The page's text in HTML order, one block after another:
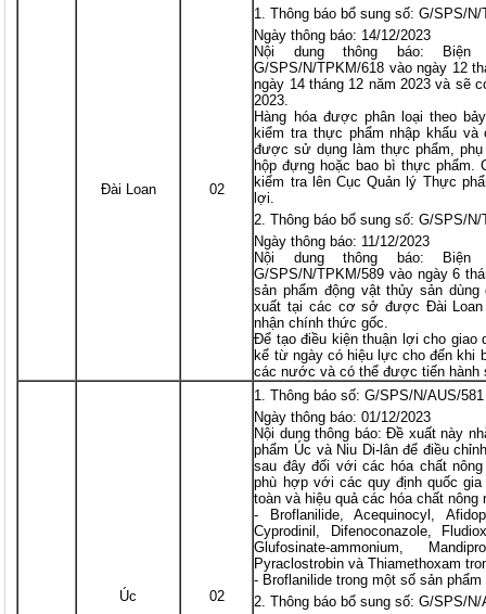
Đài Loan 02
Thông báo bổ sung số: G/SPS/
Ngày thông báo: 14/12/2023
Nội dung thông báo:
G/SPS/N/TPKM/618 vào ngày 12
ngày 14 tháng 12 năm 2023 và sẽ
2023.
Hàng hóa được phân loại theo
kiểm tra thực phẩm nhập khẩu và
được sử dụng làm thực phẩm,
hộp đựng hoặc bao bì thực phẩm.
kiểm tra lên Cục Quản lý Thực
lợi.
Thông báo bổ sung số: G/SPS/
Ngày thông báo: 11/12/2023
Nội dung thông báo:
G/SPS/N/TPKM/589 vào ngày 6
sản phẩm động vật thủy sản
xuất tại các cơ sở được Đài Loan
nhận chính thức gốc.
Để tạo điều kiện thuận lợi cho giao
kể từ ngày có hiệu lực cho đến khi
các nước và có thể được tiến hành
Úc 02
Thông báo số: G/SPS/N/AUS/581
Ngày thông báo: 01/12/2023
Nội dung thông báo: Đề xuất này
phẩm Úc và Niu Di-lân để điều
sau đây đối với các hóa chất
phù hợp với các quy định quốc
toàn và hiệu quả các hóa chất nông
- Broflanilide, Acequinocyl,
Cyprodinil, Difenoconazole,
Glufosinate-ammonium,
Pyraclostrobin và Thiamethoxam
- Broflanilide trong một số sản
Thông báo bổ sung số: G/SPS/